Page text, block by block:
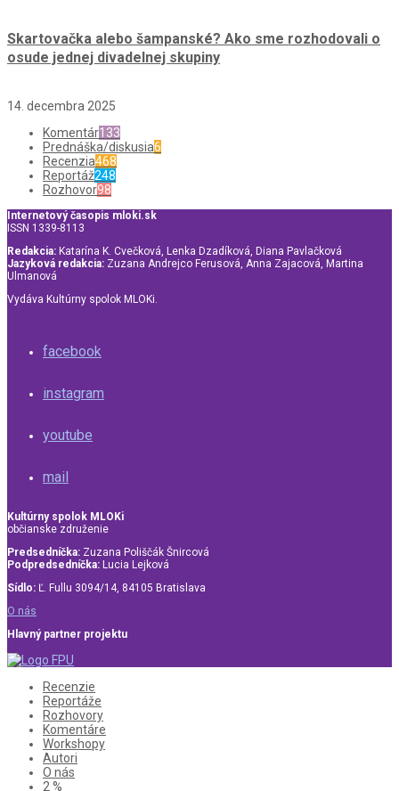
Skartovačka alebo šampanské? Ako sme rozhodovali o
osude jednej divadelnej skupiny
14. decembra 2025
Komentár133
Prednáška/diskusia6
Recenzia468
Reportáž248
Rozhovor98
Internetový časopis mloki.sk
ISSN 1339-8113
Redakcia: Katarína K. Cvečková, Lenka Dzadíková, Diana Pavlačková
Jazyková redakcia: Zuzana Andrejco Ferusová, Anna Zajacová, Martina
Ulmanová
Vydáva Kultúrny spolok MLOKi.
facebook
instagram
youtube
mail
Kultúrny spolok MLOKi
občianske združenie
Predsedníčka: Zuzana Poliščák Šnircová
Podpredsedníčka: Lucia Lejková
Sídlo: Ľ. Fullu 3094/14, 84105 Bratislava
O nás
Hlavný partner projektu
Recenzie
Reportáže
Rozhovory
Komentáre
Workshopy
Autori
O nás
2 %